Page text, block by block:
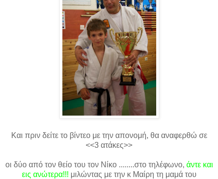
Και πριν δείτε το βίντεο με την απονομή, θα αναφερθώ σε
<<3 ατάκες>>
οι δύο από τον θείο του τον Νίκο ........στο τηλέφωνο, άντε και
εις ανώτερα!!! μιλώντας με την κ Μαίρη τη μαμά του